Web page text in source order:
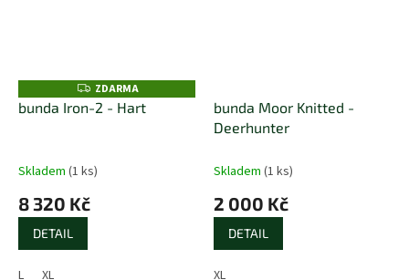
Z
D
A
ZDARMA
bunda Iron-2 - Hart
Skladem (1 ks)
8 320 Kč
DETAIL
L XL
bunda Moor Knitted -
Deerhunter
Skladem (1 ks)
2 000 Kč
DETAIL
XL